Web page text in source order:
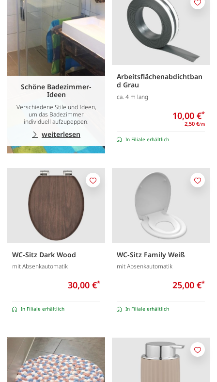
Schöne Badezimmer-
Ideen
Verschiedene Stile und Ideen,
um das Badezimmer
individuell aufzupeppen.
weiterlesen
Arbeitsflächenabdichtban
d Grau
ca. 4 m lang
10,00 €*
2,50 €/m
In Filiale erhältlich
WC-Sitz Dark Wood
mit Absenkautomatik
30,00 €*
In Filiale erhältlich
Merken
WC-Sitz Family Weiß
mit Absenkautomatik
25,00 €*
In Filiale erhältlich